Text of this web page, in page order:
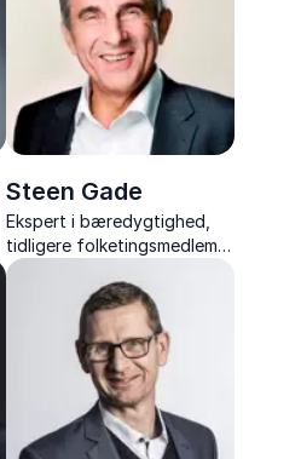
Steen Gade
Ekspert i bæredygtighed,
tidligere folketingsmedlem,
formand for Rådet for
samfundsansvar og
verdensmål og engageret
stemme i klima- og
europapolitik.